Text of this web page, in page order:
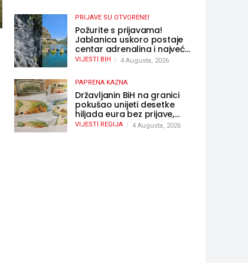
PRIJAVE SU OTVORENE!
Požurite s prijavama!
Jablanica uskoro postaje
centar adrenalina i najveće
outdoor avanture ovog
VIJESTI BIH 4 Augusta, 2026
PAPRENA KAZNA
Državljanin BiH na granici
pokušao unijeti desetke
hiljada eura bez prijave,
uslijedila “paprena” kazna
VIJESTI REGIJA 4 Augusta, 2026